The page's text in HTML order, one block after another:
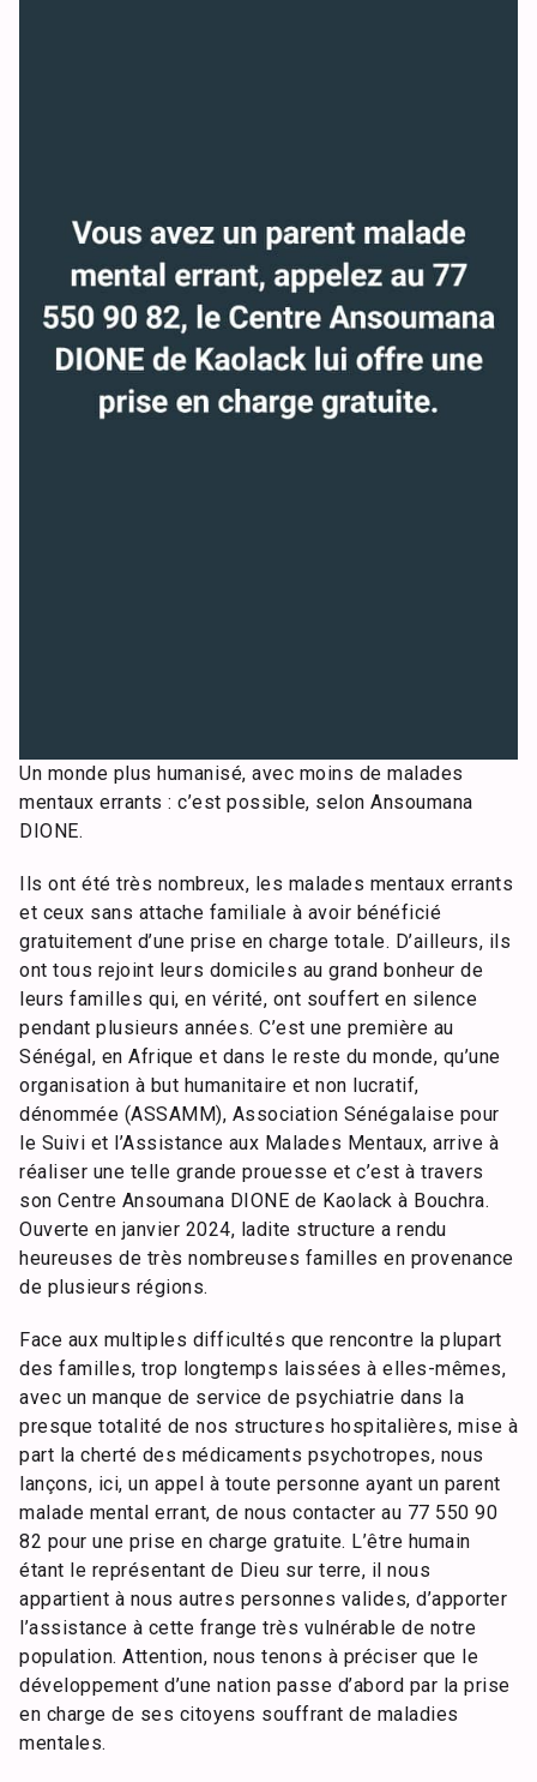
Un monde plus humanisé, avec moins de malades
mentaux errants : c’est possible, selon Ansoumana
DIONE.
Ils ont été très nombreux, les malades mentaux errants
et ceux sans attache familiale à avoir bénéficié
gratuitement d’une prise en charge totale. D’ailleurs, ils
ont tous rejoint leurs domiciles au grand bonheur de
leurs familles qui, en vérité, ont souffert en silence
pendant plusieurs années. C’est une première au
Sénégal, en Afrique et dans le reste du monde, qu’une
organisation à but humanitaire et non lucratif,
dénommée (ASSAMM), Association Sénégalaise pour
le Suivi et l’Assistance aux Malades Mentaux, arrive à
réaliser une telle grande prouesse et c’est à travers
son Centre Ansoumana DIONE de Kaolack à Bouchra.
Ouverte en janvier 2024, ladite structure a rendu
heureuses de très nombreuses familles en provenance
de plusieurs régions.
Face aux multiples difficultés que rencontre la plupart
des familles, trop longtemps laissées à elles-mêmes,
avec un manque de service de psychiatrie dans la
presque totalité de nos structures hospitalières, mise à
part la cherté des médicaments psychotropes, nous
lançons, ici, un appel à toute personne ayant un parent
malade mental errant, de nous contacter au 77 550 90
82 pour une prise en charge gratuite. L’être humain
étant le représentant de Dieu sur terre, il nous
appartient à nous autres personnes valides, d’apporter
l’assistance à cette frange très vulnérable de notre
population. Attention, nous tenons à préciser que le
développement d’une nation passe d’abord par la prise
en charge de ses citoyens souffrant de maladies
mentales.